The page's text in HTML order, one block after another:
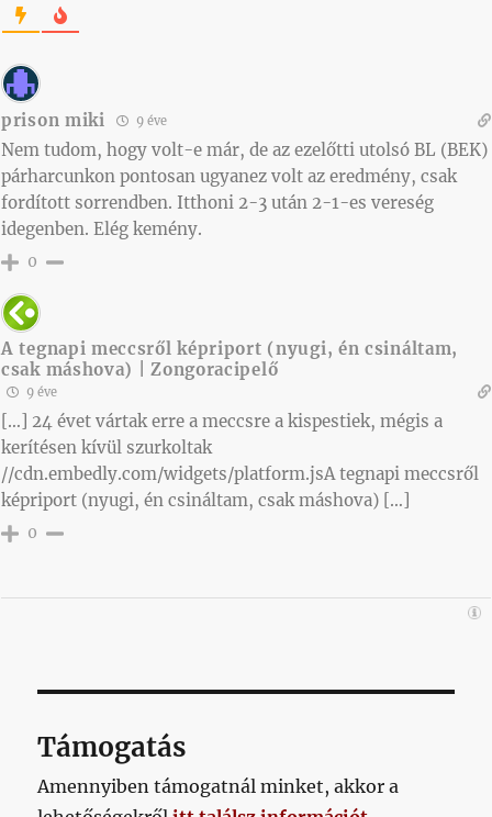
prison miki 9 éve
Nem tudom, hogy volt-e már, de az ezelőtti utolsó BL (BEK)
párharcunkon pontosan ugyanez volt az eredmény, csak
fordított sorrendben. Itthoni 2-3 után 2-1-es vereség
idegenben. Elég kemény.
0
A tegnapi meccsről képriport (nyugi, én csináltam,
csak máshova) | Zongoracipelő
9 éve
[…] 24 évet vártak erre a meccsre a kispestiek, mégis a
kerítésen kívül szurkoltak
//cdn.embedly.com/widgets/platform.jsA tegnapi meccsről
képriport (nyugi, én csináltam, csak máshova) […]
0
Támogatás
Amennyiben támogatnál minket, akkor a